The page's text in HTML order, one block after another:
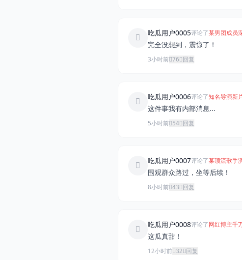
吃瓜用户0005评论了某男团成员
完全没想到，震惊了！
3小时前 76 回复
吃瓜用户0006评论了知名导演新
这件事我有内部消息...
5小时前 54 回复
吃瓜用户0007评论了某顶流歌手
围观群众路过，坐等后续！
8小时前 43 回复
吃瓜用户0008评论了网红博主千
这瓜真甜！
12小时前 32 回复